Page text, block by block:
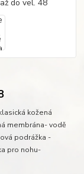
kožená
membrána- vodě
podrážka -
pro nohu-